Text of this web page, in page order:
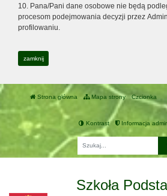
10. Pana/Pani dane osobowe nie będą
procesom podejmowania decyzji przez
profilowaniu.
zamknij
Strona główna Mapa strony Czcionka
Kontrast Informacja
Szkoła